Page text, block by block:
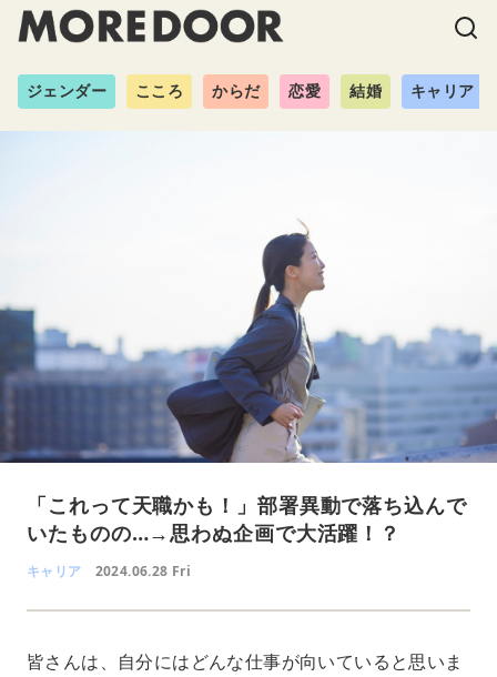
ジェンダー こころ からだ 恋愛 結婚 キャリア
「これって天職かも！」部署異動で落ち込んで
いたものの…→思わぬ企画で大活躍！？
キャリア 2024.06.28 Fri
皆さんは、自分にはどんな仕事が向いていると思いま